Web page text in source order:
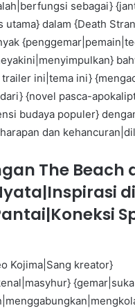
sebagai}
utama} dalam {Death
trailer ini|tema ini}
{novel pasca-
budaya populer}
dan
The Beach
Kojima|Sang kreator}